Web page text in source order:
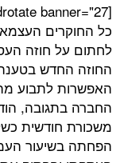
העצמאיים
חוזה העסקה חדש.
בטענה ש אותו
מהחברה
הודיעה לו כי
כשל שכיר לכל
העמלות. חורש